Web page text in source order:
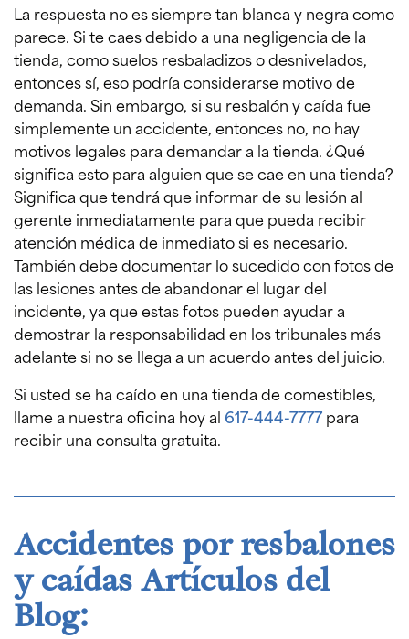
La respuesta no es siempre tan blanca y negra como
parece. Si te caes debido a una negligencia de la
tienda, como suelos resbaladizos o desnivelados,
entonces sí, eso podría considerarse motivo de
demanda. Sin embargo, si su resbalón y caída fue
simplemente un accidente, entonces no, no hay
motivos legales para demandar a la tienda. ¿Qué
significa esto para alguien que se cae en una tienda?
Significa que tendrá que informar de su lesión al
gerente inmediatamente para que pueda recibir
atención médica de inmediato si es necesario.
También debe documentar lo sucedido con fotos de
las lesiones antes de abandonar el lugar del
incidente, ya que estas fotos pueden ayudar a
demostrar la responsabilidad en los tribunales más
adelante si no se llega a un acuerdo antes del juicio.
Si usted se ha caído en una tienda de comestibles,
llame a nuestra oficina hoy al 617-444-7777para
recibir una consulta gratuita.
Accidentes por resbalones
y caídas Artículos del
Blog: